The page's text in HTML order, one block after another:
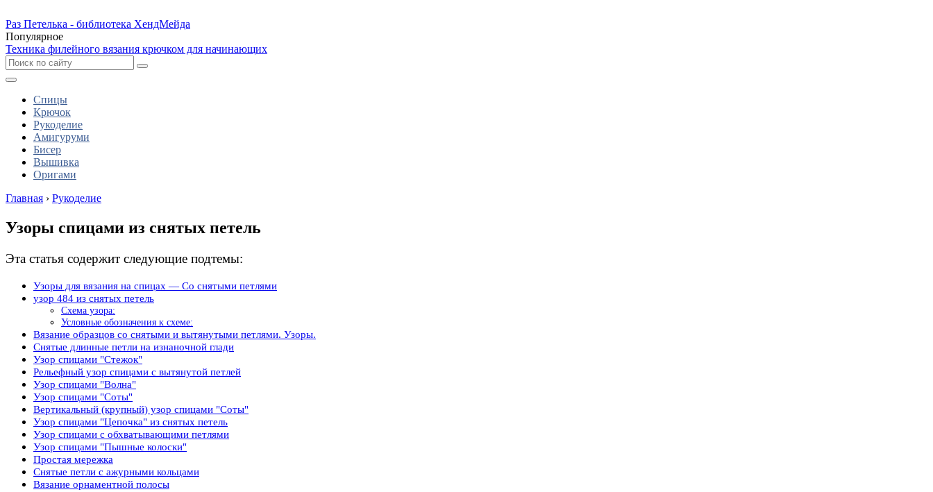
Раз Петелька - библиотека ХендМейда
Популярное
Техника филейного вязания крючком для начинающих
Спицы
Крючок
Рукоделие
Амигуруми
Бисер
Вышивка
Оригами
Главная › Рукоделие
Узоры спицами из снятых петель
Эта статья содержит следующие подтемы:
Узоры для вязания на спицах — Со снятыми петлями
узор 484 из снятых петель
Схема узора:
Условные обозначения к схеме:
Вязание образцов со снятыми и вытянутыми петлями. Узоры.
Снятые длинные петли на изнаночной глади
Узор спицами "Стежок"
Рельефный узор спицами с вытянутой петлей
Узор спицами "Волна"
Узор спицами "Соты"
Вертикальный (крупный) узор спицами "Соты"
Узор спицами "Цепочка" из снятых петель
Узор спицами с обхватывающими петлями
Узор спицами "Пышные колоски"
Простая мережка
Снятые петли с ажурными кольцами
Вязание орнаментной полосы